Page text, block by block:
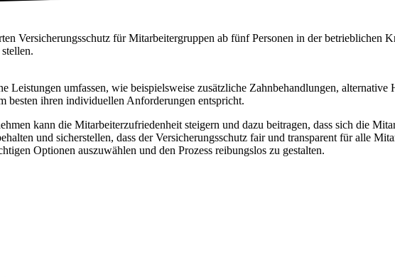
Versicherungsschutz für Mitarbeitergruppen ab fünf Personen in der betrieblichen
umfassen, wie beispielsweise zusätzliche Zahnbehandlungen,
besten ihren individuellen Anforderungen entspricht.
kann die Mitarbeiterzufriedenheit steigern und dazu beitragen, dass sich die
und sicherstellen, dass der Versicherungsschutz fair und transparent für alle
Optionen auszuwählen und den Prozess reibungslos zu gestalten.